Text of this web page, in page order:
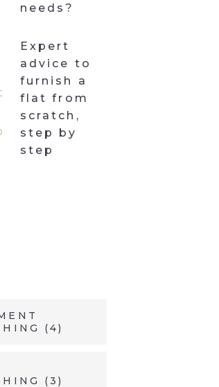
needs?
Expert
advice to
furnish a
flat from
scratch,
step by
step
(4)
(3)